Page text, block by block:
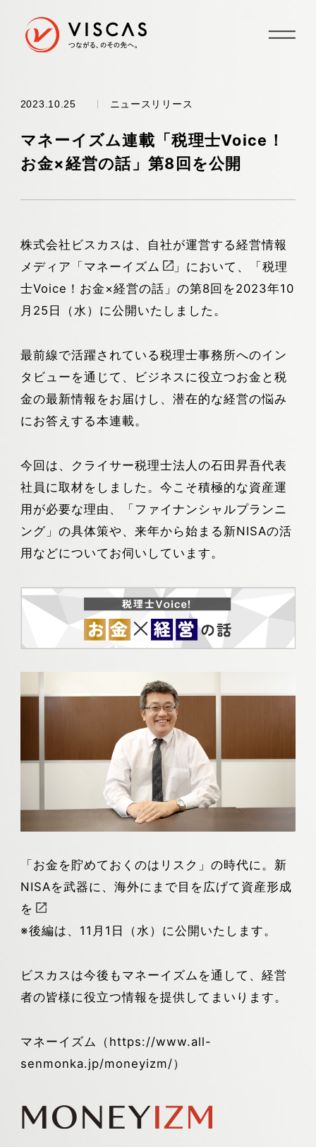
2023.10.25 ニュースリリース
マネーイズム連載「税理士Voice！
お金×経営の話」第8回を公開
株式会社ビスカスは、自社が運営する経営情報
メディア「マネーイズム
」において、「税理
士Voice！お金×経営の話」の第8回を2023年10
月25日（水）に公開いたしました。
最前線で活躍されている税理士事務所へのイン
タビューを通じて、ビジネスに役立つお金と税
金の最新情報をお届けし、潜在的な経営の悩み
にお答えする本連載。
今回は、クライサー税理士法人の石田昇吾代表
社員に取材をしました。今こそ積極的な資産運
用が必要な理由、「ファイナンシャルプランニ
ング」の具体策や、来年から始まる新NISAの活
用などについてお伺いしています。
「お金を貯めておくのはリスク」の時代に。新
NISAを武器に、海外にまで目を広げて資産形成
を
※後編は、11月1日（水）に公開いたします。
ビスカスは今後もマネーイズムを通して、経営
者の皆様に役立つ情報を提供してまいります。
マネーイズム（https://www.all-
senmonka.jp/moneyizm/）